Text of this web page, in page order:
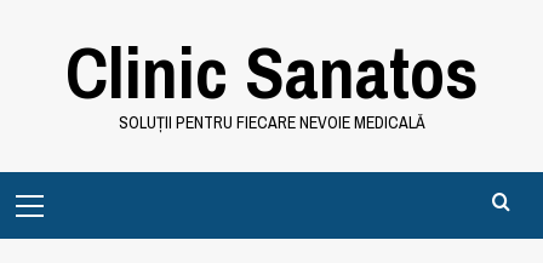
Clinic Sanatos
SOLUȚII PENTRU FIECARE NEVOIE MEDICALĂ
Menu